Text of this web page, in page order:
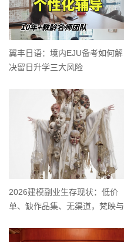
翼丰日语：境内EJU备考如何解
决留日升学三大风险
2026建模副业生存现状：低价
单、缺作品集、无渠道，梵映与